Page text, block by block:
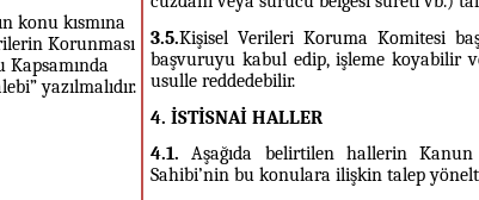
konu kısmına
Korunması
Kapsamında
yazılmalıdır.
3.5.Kişisel Verileri Koruma Komitesi
başvuruyu kabul edip, işleme koyabilir
usulle reddedebilir.
4. İSTİSNAİ HALLER
4.1. Aşağıda belirtilen hallerin Kanun
Sahibi’nin bu konulara ilişkin talep